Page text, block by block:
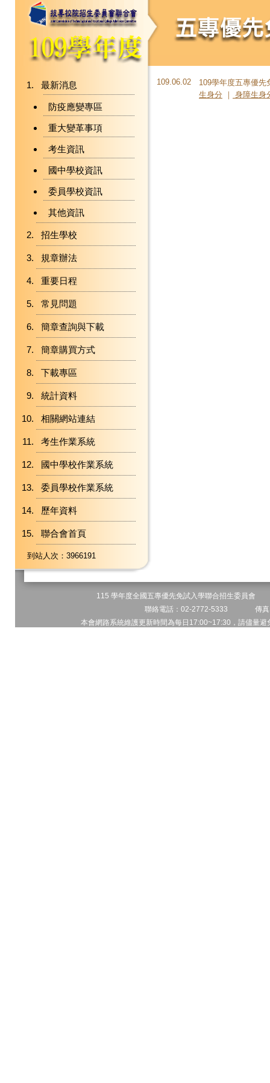
最新消息
防疫應變專區
重大變革事項
考生資訊
國中學校資訊
委員學校資訊
其他資訊
招生學校
規章辦法
重要日程
常見問題
簡章查詢與下載
簡章購買方式
下載專區
統計資料
相關網站連結
考生作業系統
國中學校作業系統
委員學校作業系統
歷年資料
聯合會首頁
到站人次：3966191
109.06.02
109學年度五專優
生身分 ｜ 身障生身
115 學年度全國五專優先免試入學聯合招生委員會
聯絡電話：02-2772-5333 傳
本會網路系統維護更新時間為每日17:00~17:30，請儘量